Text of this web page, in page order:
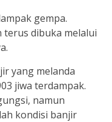
gempa.
terus dibuka melalui
yang melanda
jiwa terdampak.
namun
kondisi banjir